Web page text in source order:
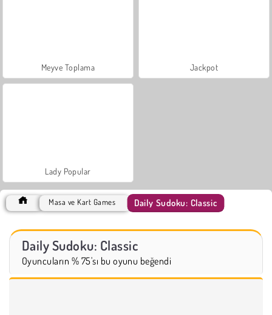
Meyve Toplama Jackpot
Lady Popular
Masa ve Kart Games Daily Sudoku: Classic
Daily Sudoku: Classic
Oyuncuların % 75'sı bu oyunu beğendi